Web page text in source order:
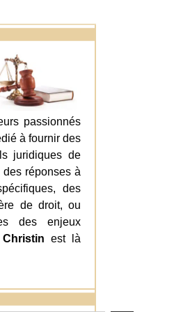
passionnés
à fournir des
juridiques de
réponses à
des
de droit, ou
des enjeux
est là